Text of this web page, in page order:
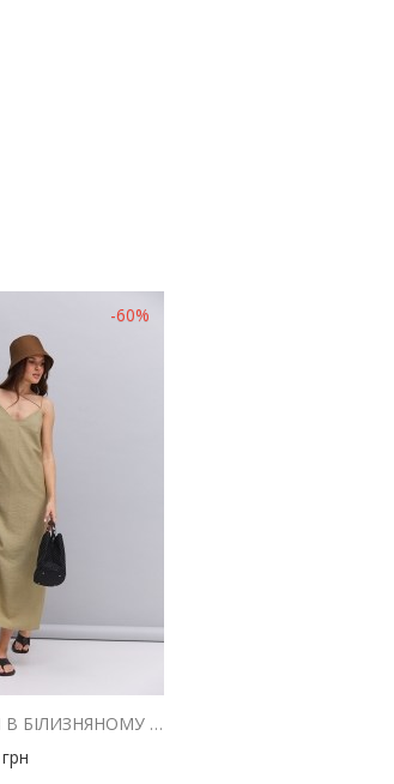
-60%
ЛІТНЯ СУКНЯ В БІЛИЗНЯНОМУ СТИЛІ ОЛИВКОВА З ТРЬОМА БРЕТЕЛЯМИ
грн